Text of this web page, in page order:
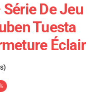
De Jeu
Tuesta
Éclair